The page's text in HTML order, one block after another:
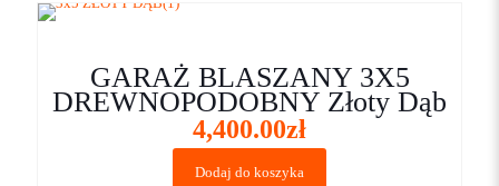
GARAŻ BLASZANY 3X5
DREWNOPODOBNY Złoty Dąb
4,400.00zł
Dodaj do koszyka